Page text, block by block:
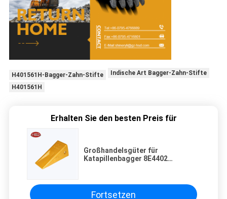
H401561H-Bagger-Zahn-Stifte
Indische Art Bagger-Zahn-Stifte
H401561H
Erhalten Sie den besten Preis für
Großhandelsgüter für
Katapillenbagger 8E4402
Fortsetzen